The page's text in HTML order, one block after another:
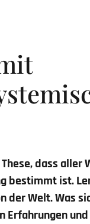
dass aller
bestimmt ist.
der Welt. Was
Erfahrungen